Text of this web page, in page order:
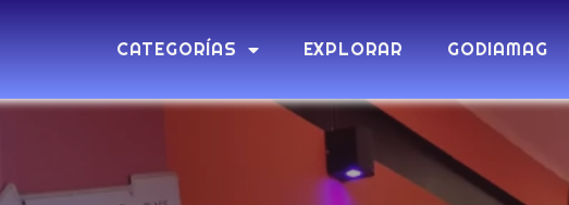
CATEGORÍAS EXPLORAR GODIAMAG